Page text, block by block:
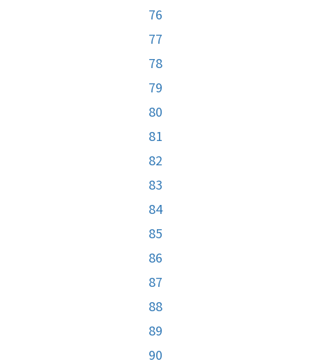
76
77
78
79
80
81
82
83
84
85
86
87
88
89
90